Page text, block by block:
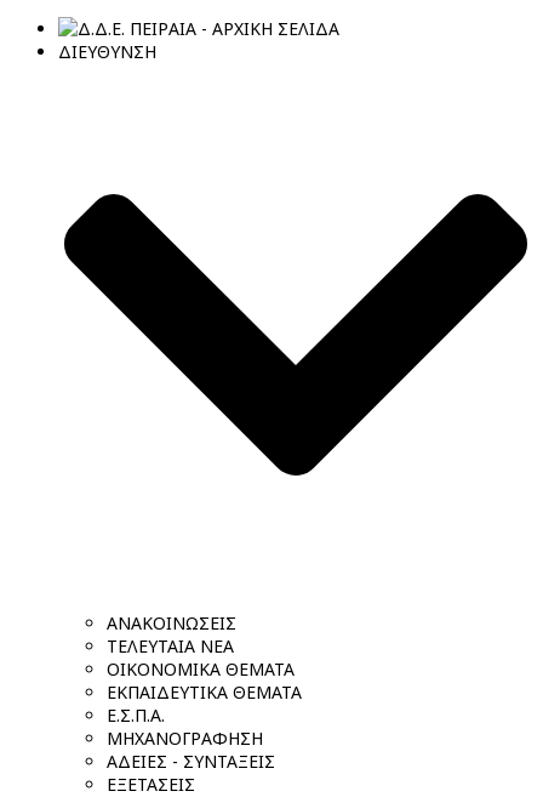
ΔΙΕΥΘΥΝΣΗ
ΑΝΑΚΟΙΝΩΣΕΙΣ
ΤΕΛΕΥΤΑΙΑ ΝΕΑ
ΟΙΚΟΝΟΜΙΚΑ ΘΕΜΑΤΑ
ΕΚΠΑΙΔΕΥΤΙΚΑ ΘΕΜΑΤΑ
Ε.Σ.Π.Α.
ΜΗΧΑΝΟΓΡΑΦΗΣΗ
ΑΔΕΙΕΣ - ΣΥΝΤΑΞΕΙΣ
ΕΞΕΤΑΣΕΙΣ